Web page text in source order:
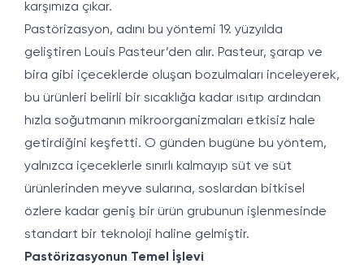
karşımıza çıkar.
Pastörizasyon, adını bu yöntemi 19. yüzyılda
geliştiren Louis Pasteur’den alır. Pasteur, şarap ve
bira gibi içeceklerde oluşan bozulmaları inceleyerek,
bu ürünleri belirli bir sıcaklığa kadar ısıtıp ardından
hızla soğutmanın mikroorganizmaları etkisiz hale
getirdiğini keşfetti. O günden bugüne bu yöntem,
yalnızca içeceklerle sınırlı kalmayıp süt ve süt
ürünlerinden meyve sularına, soslardan bitkisel
özlere kadar geniş bir ürün grubunun işlenmesinde
standart bir teknoloji haline gelmiştir.
Pastörizasyonun Temel İşlevi